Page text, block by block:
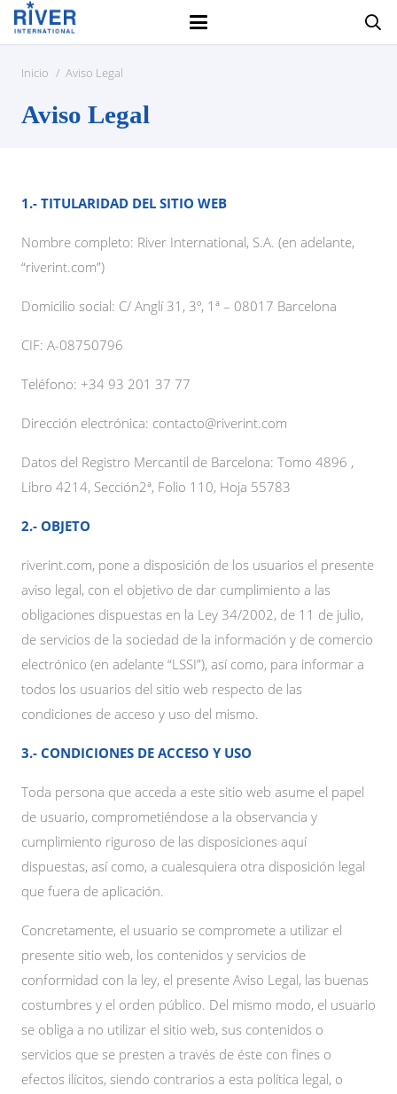
Inicio / Aviso Legal
Aviso Legal
1.- TITULARIDAD DEL SITIO WEB
Nombre completo: River International, S.A. (en adelante,
“riverint.com”)
Domicilio social: C/ Anglí 31, 3º, 1ª – 08017 Barcelona
CIF: A-08750796
Teléfono: +34 93 201 37 77
Dirección electrónica: contacto@riverint.com
Datos del Registro Mercantil de Barcelona: Tomo 4896 ,
Libro 4214, Sección2ª, Folio 110, Hoja 55783
2.- OBJETO
riverint.com, pone a disposición de los usuarios el presente
aviso legal, con el objetivo de dar cumplimiento a las
obligaciones dispuestas en la Ley 34/2002, de 11 de julio,
de servicios de la sociedad de la información y de comercio
electrónico (en adelante “LSSI”), así como, para informar a
todos los usuarios del sitio web respecto de las
condiciones de acceso y uso del mismo.
3.- CONDICIONES DE ACCESO Y USO
Toda persona que acceda a este sitio web asume el papel
de usuario, comprometiéndose a la observancia y
cumplimiento riguroso de las disposiciones aquí
dispuestas, así como, a cualesquiera otra disposición legal
que fuera de aplicación.
Concretamente, el usuario se compromete a utilizar el
presente sitio web, los contenidos y servicios de
conformidad con la ley, el presente Aviso Legal, las buenas
costumbres y el orden público. Del mismo modo, el usuario
se obliga a no utilizar el sitio web, sus contenidos o
servicios que se presten a través de éste con fines o
efectos ilícitos, siendo contrarios a esta política legal, o